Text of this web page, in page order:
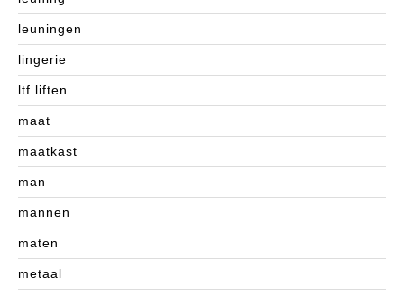
leuningen
lingerie
ltf liften
maat
maatkast
man
mannen
maten
metaal